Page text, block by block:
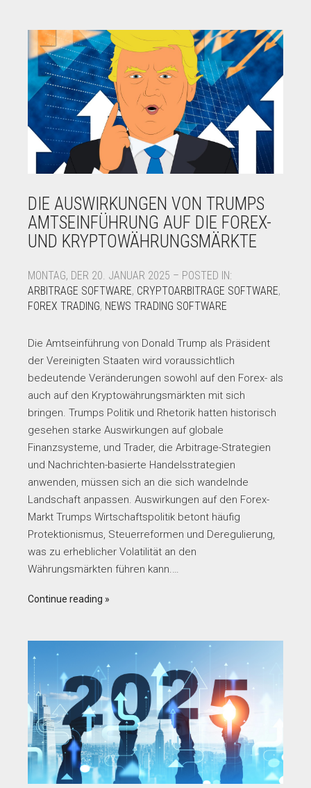
DIE AUSWIRKUNGEN VON TRUMPS
AMTSEINFÜHRUNG AUF DIE FOREX-
UND KRYPTOWÄHRUNGSMÄRKTE
MONTAG, DER 20. JANUAR 2025 – POSTED IN:
ARBITRAGE SOFTWARE, CRYPTOARBITRAGE SOFTWARE,
FOREX TRADING, NEWS TRADING SOFTWARE
Die Amtseinführung von Donald Trump als Präsident
der Vereinigten Staaten wird voraussichtlich
bedeutende Veränderungen sowohl auf den Forex- als
auch auf den Kryptowährungsmärkten mit sich
bringen. Trumps Politik und Rhetorik hatten historisch
gesehen starke Auswirkungen auf globale
Finanzsysteme, und Trader, die Arbitrage-Strategien
und Nachrichten-basierte Handelsstrategien
anwenden, müssen sich an die sich wandelnde
Landschaft anpassen. Auswirkungen auf den Forex-
Markt Trumps Wirtschaftspolitik betont häufig
Protektionismus, Steuerreformen und Deregulierung,
was zu erheblicher Volatilität an den
Währungsmärkten führen kann.…
Continue reading